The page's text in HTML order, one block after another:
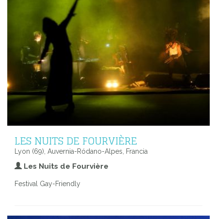
LES NUITS DE FOURVIÈRE
Lyon (69), Auvernia-Ródano-Alpes, Francia
Les Nuits de Fourvière
Festival Gay-Friendly